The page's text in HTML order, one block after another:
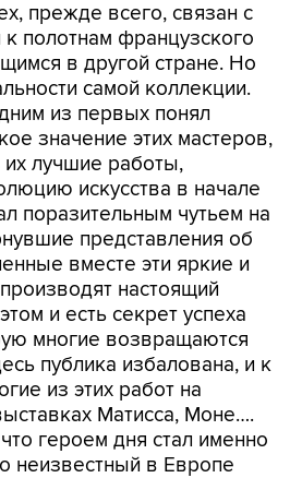
прежде всего, связан с
полотнам французского
в другой стране. Но
самой коллекции.
из первых понял
значение этих мастеров,
их лучшие работы,
искусства в начале
поразительным чутьем на
представления об
вместе эти яркие и
настоящий
и есть секрет успеха
многие возвращаются
публика избалована, и к
из этих работ на
Матисса, Моне….
героем дня стал именно
неизвестный в Европе